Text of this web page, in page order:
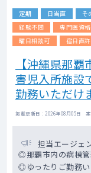
定期 日当直 そ
経験不問
専門医資
曜日相談可
宿日直
【沖縄県那
害児入所施設
勤務いただけ
掲載更新日 : 2026年08月05日
担当エージェ
◎那覇市内の病棟
◎ゆったりご勤務